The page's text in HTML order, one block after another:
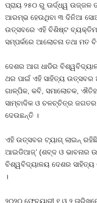
ପ୍ରାୟ ୨୫୦ ରୁ ଊର୍ଦ୍ଧ୍ୱ ଉଜ୍ଜଳ
ଆରମ୍ଭ ହେଉଥିବା ୩ ଦିନିଆ
ଉତ୍ସବରେ ଏହି ବିଶିଷ୍ଟ
ସମ୍ପର୍କରେ ଆଲୋଚନା ତଥା ମତ
ଦେଶର ଆଗ ଧାଡିର
ଥର ପାଇଁ ଏହି ସାହିତ୍ୟ ଉତ୍ସବର
ଗାଳ୍ପିକ, କବି, ସମାଲୋଚକ,
ସାମ୍ବାଦିକ ଓ ଚଳଚ୍ଚିତ୍ର
ଦେଉଛନ୍ତି ।
ଏହି ଉତ୍ସବର ଟ୍ୟାଗ୍ ଲାଇନ୍
ଆଇଡିଆଜ୍‌’ (ଶବ୍ଦ ଓ ଭାବନାର
ବିଶ୍ୱବିଦ୍ୟାଳୟ ଦେଶର ସାହିତ୍ୟ
।
୨୦୨୦ ଫେବୃୟାରୀ ୧ ଓ ୨